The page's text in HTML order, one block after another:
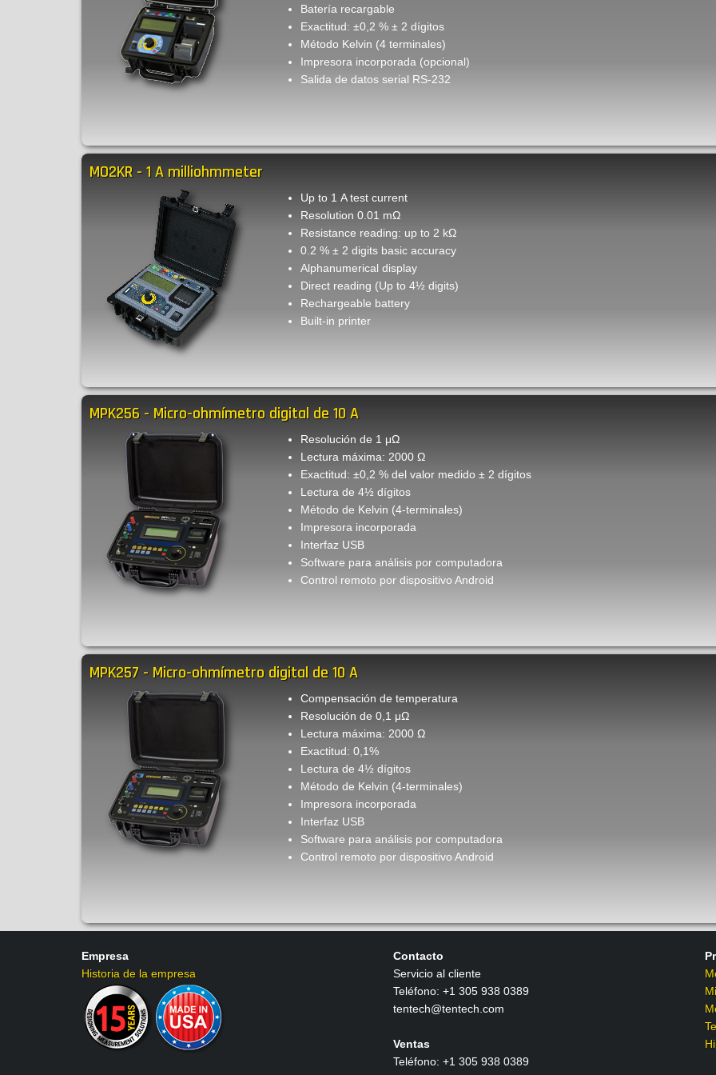
Batería recargable
Exactitud: ±0,2 % ± 2 dígitos
Método Kelvin (4 terminales)
Impresora incorporada (opcional)
Salida de datos serial RS-232
MO2KR - 1 A milliohmmeter
Up to 1 A test current
Resolution 0.01 mΩ
Resistance reading: up to 2 kΩ
0.2 % ± 2 digits basic accuracy
Alphanumerical display
Direct reading (Up to 4½ digits)
Rechargeable battery
Built-in printer
MPK256 - Micro-ohmímetro digital de 10 A
Resolución de 1 μΩ
Lectura máxima: 2000 Ω
Exactitud: ±0,2 % del valor medido ± 2 dígitos
Lectura de 4½ dígitos
Método de Kelvin (4-terminales)
Impresora incorporada
Interfaz USB
Software para análisis por computadora
Control remoto por dispositivo Android
MPK257 - Micro-ohmímetro digital de 10 A
Compensación de temperatura
Resolución de 0,1 μΩ
Lectura máxima: 2000 Ω
Exactitud: 0,1%
Lectura de 4½ dígitos
Método de Kelvin (4-terminales)
Impresora incorporada
Interfaz USB
Software para análisis por computadora
Control remoto por dispositivo Android
Empresa
Historia de la empresa
Contacto
Servicio al cliente
Teléfono: +1 305 938 0389
tentech@tentech.com
Ventas
Teléfono: +1 305 938 0389